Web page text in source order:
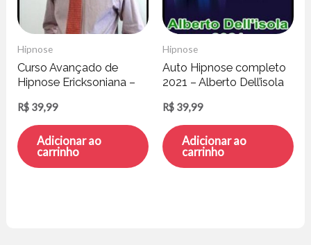
Hipnose
Curso Avançado de
Hipnose Ericksoniana –
R$ 39,99
Adicionar ao
carrinho
Hipnose
Auto Hipnose completo
2021 – Alberto Dell’isola
R$ 39,99
Adicionar ao
carrinho